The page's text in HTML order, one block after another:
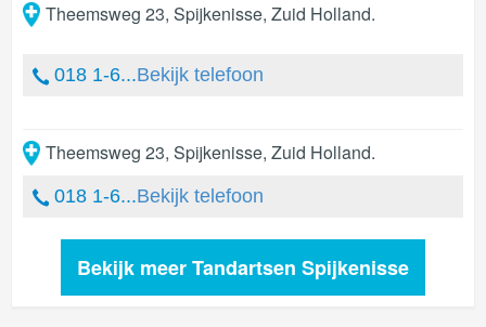
Theemsweg 23, Spijkenisse, Zuid Holland.
018 1-6...Bekijk telefoon
Theemsweg 23, Spijkenisse, Zuid Holland.
018 1-6...Bekijk telefoon
Bekijk meer Tandartsen Spijkenisse